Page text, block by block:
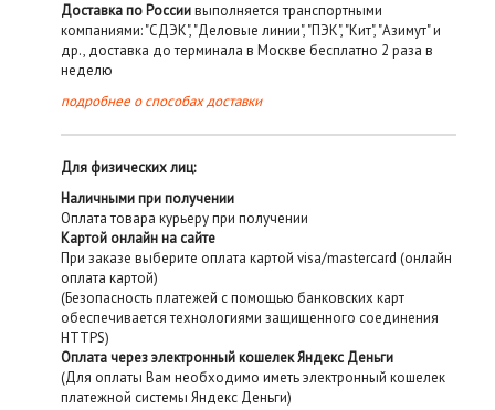
Доставка по Россиивыполняется транспортными
компаниями: "СДЭК", "Деловые линии", "ПЭК", "Кит", "Азимут" и
др., доставка до терминала в Москве бесплатно 2 раза в
неделю
подробнее о способах доставки
Для физических лиц:
Наличными при получении
Оплата товара курьеру при получении
Картой онлайн на сайте
При заказе выберите оплата картой visa/mastercard (онлайн
оплата картой)
(Безопасность платежей с помощью банковских карт
обеспечивается технологиями защищенного соединения
HTTPS)
Оплата через электронный кошелек Яндекс Деньги
(Для оплаты Вам необходимо иметь электронный кошелек
платежной системы Яндекс Деньги)